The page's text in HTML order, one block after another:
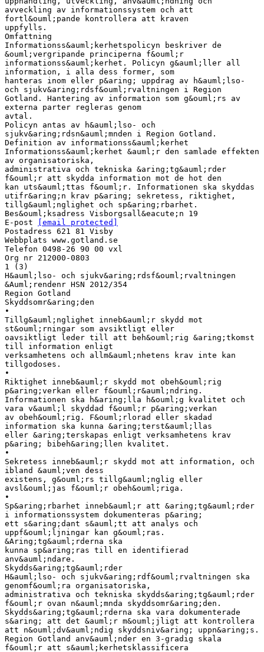
avveckling av informationssystem och att
fortl&ouml;pande kontrollera att kraven
uppfylls.
Omfattning
Informationss&auml;kerhetspolicyn beskriver de
&ouml;vergripande principerna f&ouml;r
informationss&auml;kerhet. Policyn g&auml;ller all
information, i alla dess former, som
hanteras inom eller p&aring; uppdrag av h&auml;lso-
och sjukv&aring;rdsf&ouml;rvaltningen i Region
Gotland. Hantering av information som g&ouml;rs av
externa parter regleras genom
avtal.
Policyn antas av h&auml;lso- och
sjukv&aring;rdsn&auml;mnden i Region Gotland.
Definition av informationss&auml;kerhet
Informationss&auml;kerhet &auml;r den samlade effekten
av organisatoriska,
administrativa och tekniska &aring;tg&auml;rder
f&ouml;r att skydda information mot de hot den
kan uts&auml;ttas f&ouml;r. Informationen ska skyddas
utifr&aring;n krav p&aring; sekretess, riktighet,
tillg&auml;nglighet och sp&aring;rbarhet.
Bes&ouml;ksadress Visborgsall&eacute;n 19
E-post
[email protected]
Postadress 621 81 Visby
Webbplats www.gotland.se
Telefon 0498-26 90 00 vxl
Org nr 212000-0803
1 (3)
H&auml;lso- och sjukv&aring;rdsf&ouml;rvaltningen
&Auml;rendenr HSN 2012/354
Region Gotland
Skyddsomr&aring;den
•
Tillg&auml;nglighet inneb&auml;r skydd mot
st&ouml;rningar som avsiktligt eller
oavsiktligt leder till att beh&ouml;rig &aring;tkomst
till information enligt
verksamhetens och allm&auml;nhetens krav inte kan
tillgodoses.
•
Riktighet inneb&auml;r skydd mot obeh&ouml;rig
p&aring;verkan eller f&ouml;r&auml;ndring.
Informationen ska h&aring;lla h&ouml;g kvalitet och
vara v&auml;l skyddad f&ouml;r p&aring;verkan
av obeh&ouml;rig. F&ouml;rlorad eller skadad
information ska kunna &aring;terst&auml;llas
eller &aring;terskapas enligt verksamhetens krav
p&aring; bibeh&aring;llen kvalitet.
•
Sekretess inneb&auml;r skydd mot att information, och
ibland &auml;ven dess
existens, g&ouml;rs tillg&auml;nglig eller
avsl&ouml;jas f&ouml;r obeh&ouml;riga.
•
Sp&aring;rbarhet inneb&auml;r att &aring;tg&auml;rder
i informationssystem dokumenteras p&aring;
ett s&aring;dant s&auml;tt att analys och
uppf&ouml;ljningar kan g&ouml;ras.
&Aring;tg&auml;rderna ska
kunna sp&aring;ras till en identifierad
anv&auml;ndare.
Skydds&aring;tg&auml;rder
H&auml;lso- och sjukv&aring;rdf&ouml;rvaltningen ska
genomf&ouml;ra organisatoriska,
administrativa och tekniska skydds&aring;tg&auml;rder
f&ouml;r ovan n&auml;mnda skyddsomr&aring;den.
Skydds&aring;tg&auml;rderna ska vara dokumenterade
s&aring; att det &auml;r m&ouml;jligt att kontrollera
att n&ouml;dv&auml;ndig skyddsniv&aring; uppn&aring;s.
Region Gotland anv&auml;nder en 3-gradig skala
f&ouml;r att s&auml;kerhetsklassificera